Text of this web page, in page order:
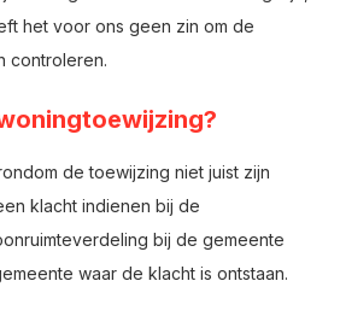
het voor ons geen zin om de
controleren.
de toewijzing niet juist zijn
klacht indienen bij de
bij de gemeente
waar de klacht is ontstaan.